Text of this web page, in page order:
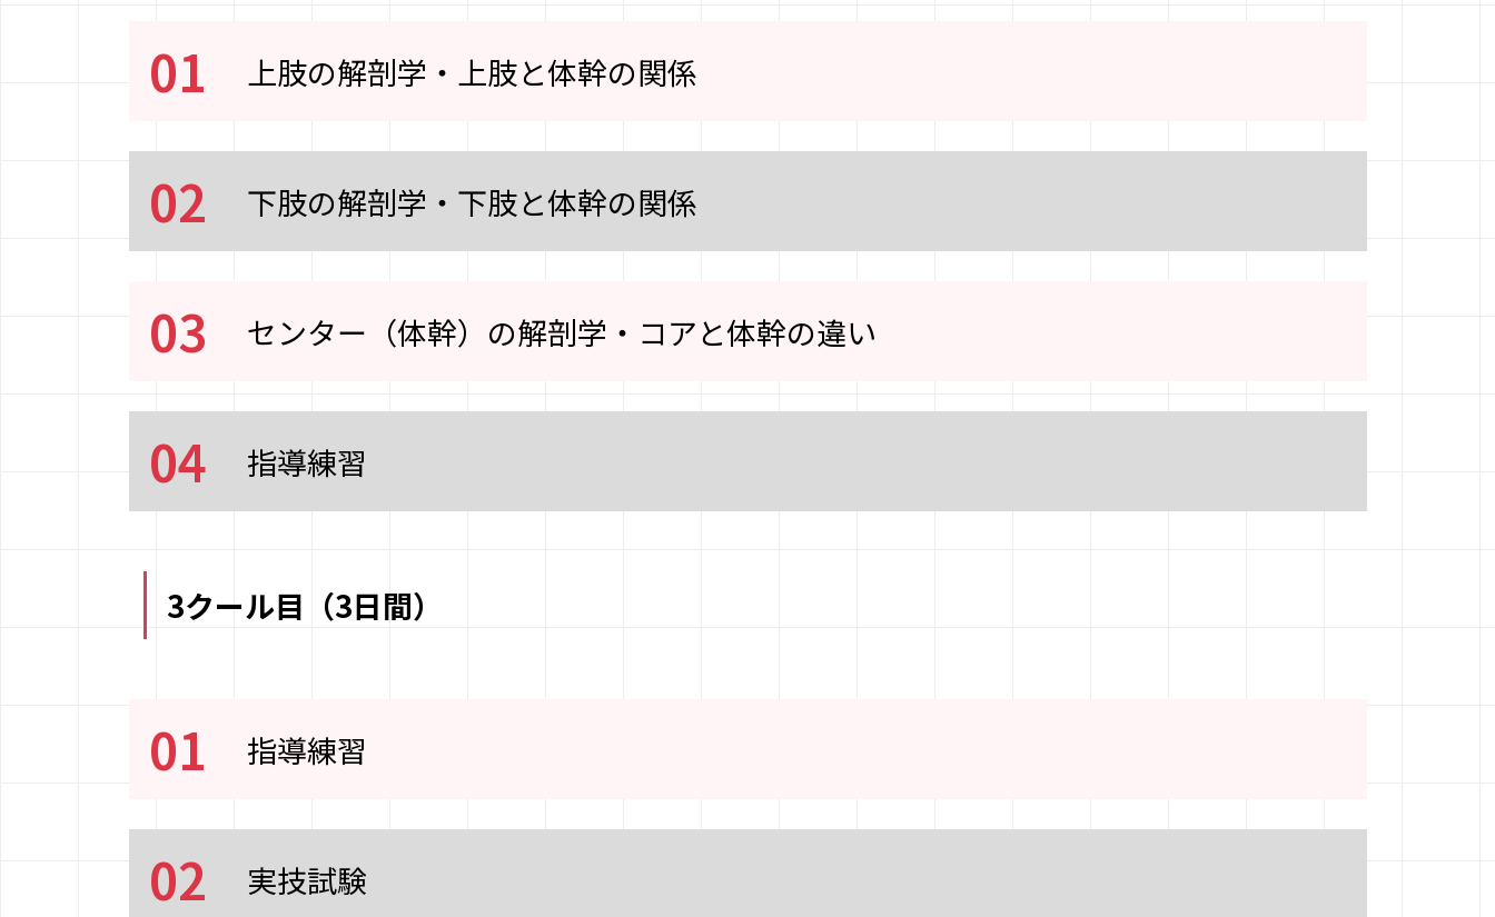
01 上肢の解剖学・上肢と体幹の関係
02 下肢の解剖学・下肢と体幹の関係
03 センター（体幹）の解剖学・コアと体幹の違い
04 指導練習
3クール目（3日間）
01 指導練習
02 実技試験